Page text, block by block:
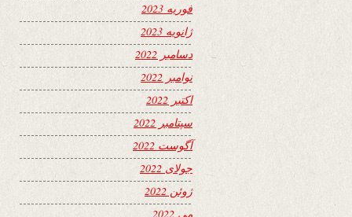
فوریه 2023
ژانویه 2023
دسامبر 2022
نوامبر 2022
اکتبر 2022
سپتامبر 2022
آگوست 2022
جولای 2022
ژوئن 2022
می 2022